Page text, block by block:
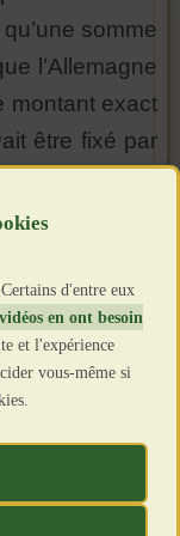
somme
l’Allemagne
montant exact
être fixé par
d’adopter le
par la
montant total
milliards de
quelque 700
par la
et les Italiens
d'entre eux
en ont besoin
et l'expérience
vous-même si